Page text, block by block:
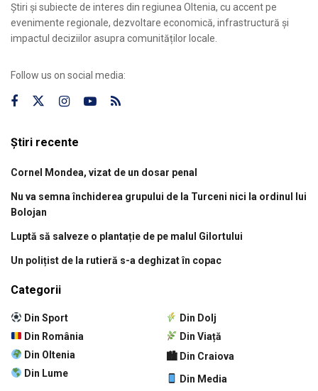
Știri și subiecte de interes din regiunea Oltenia, cu accent pe
evenimente regionale, dezvoltare economică, infrastructură și
impactul deciziilor asupra comunităților locale.
Follow us on social media:
Știri recente
Cornel Mondea, vizat de un dosar penal
Nu va semna închiderea grupului de la Turceni nici la ordinul lui
Bolojan
Luptă să salveze o plantație de pe malul Gilortului
Un polițist de la rutieră s-a deghizat în copac
Categorii
Din Sport
Din România
Din Oltenia
Din Lume
Din Dolj
Din Viață
🏙 Din Craiova
Din Media